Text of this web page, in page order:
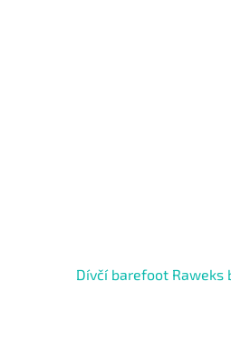
Dívčí barefoot Raweks